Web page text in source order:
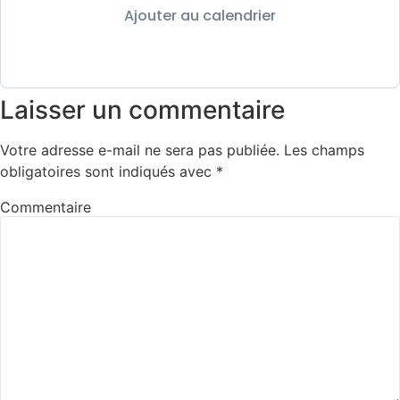
Ajouter au calendrier
Laisser un commentaire
Votre adresse e-mail ne sera pas publiée. Les champs
obligatoires sont indiqués avec *
Commentaire